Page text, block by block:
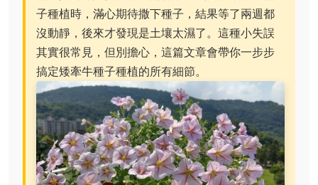
子種植時，滿心期待撒下種子，結果等了兩週都
沒動靜，後來才發現是土壤太濕了。這種小失誤
其實很常見，但別擔心，這篇文章會帶你一步步
搞定矮牽牛種子種植的所有細節。